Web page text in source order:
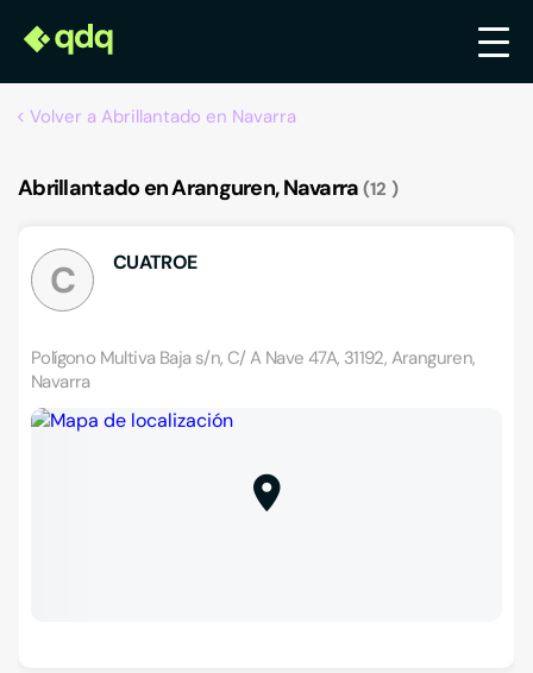
Volver a Abrillantado en Navarra
Abrillantado en Aranguren, Navarra 12
C CUATROE
Polígono Multiva Baja s/n, C/ A Nave 47A, 31192, Aranguren,
Navarra